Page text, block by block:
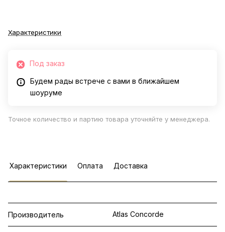
Характеристики
Под заказ
Будем рады встрече с вами в ближайшем
шоуруме
Точное количество и партию товара уточняйте у менеджера.
Характеристики Оплата Доставка
Производитель Atlas Concorde